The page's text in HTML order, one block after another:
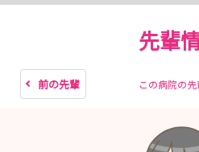
体験時間は、短めですが参加
「患者様に寄り添う姿勢を学
「新人看護師と先輩とが、 協
先輩
前の先輩 この病院の